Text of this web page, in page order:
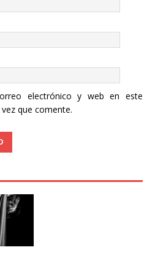
electrónico y web en este
que comente.